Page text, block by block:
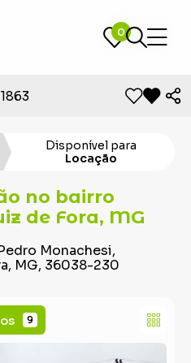
0
0
Disponível para
Locação
no bairro
de Fora, MG
Monachesi,
MG, 36038-230
9